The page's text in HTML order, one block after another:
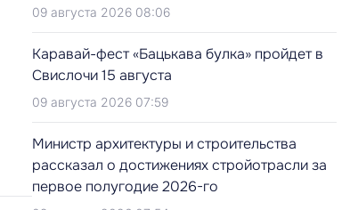
09 августа 2026 08:06
Каравай-фест «Бацькава булка» пройдет в
Свислочи 15 августа
09 августа 2026 07:59
Министр архитектуры и строительства
рассказал о достижениях стройотрасли за
первое полугодие 2026-го